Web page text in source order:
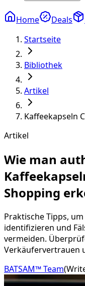
Home Deals
Startseite
Bibliothek
Artikel
Kaffeekapseln
Artikel
Wie man
Shopping
Praktische Tipps,
identifizieren und
vermeiden.
Verkäufervertrauen
BATSAM™ Team(